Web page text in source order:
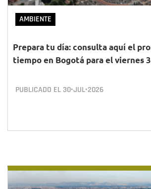
AMBIENTE
Prepara tu día: consulta aquí el
tiempo en Bogotá para el viernes
PUBLICADO EL 30•JUL•2026